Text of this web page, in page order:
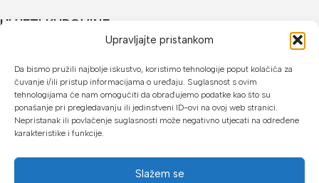
Upravljajte pristankom
Da bismo pružili najbolje iskustvo, koristimo tehnologije poput kolačića za
čuvanje i/ili pristup informacijama o uređaju. Suglasnost s ovim
tehnologijama će nam omogućiti da obrađujemo podatke kao što su
ponašanje pri pregledavanju ili jedinstveni ID-ovi na ovoj web stranici.
Nepristanak ili povlačenje suglasnosti može negativno utjecati na određene
karakteristike i funkcije.
Slažem se
UVJETI KUPOVINE
U našoj web trgovini možete platiti:
Kreditnim karticama jednokratno ili do 24 rate
Općom uplatnicom, virmanom, internet bankarstvom
Gotovinom prilikom preuzimanja